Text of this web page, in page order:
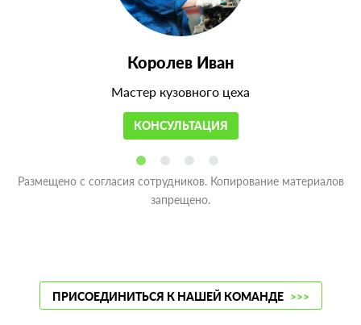
Королев Иван
Мастер кузовного цеха
КОНСУЛЬТАЦИЯ
Размещено с согласия сотрудников. Копирование материалов
запрещено.
ПРИСОЕДИНИТЬСЯ К НАШЕЙ КОМАНДЕ >>>